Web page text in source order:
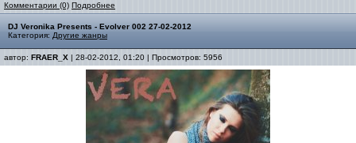
Комментарии (0) Подробнее
DJ Veronika Presents - Evolver 002 27-02-2012
Категория: Другие жанры
автор: FRAER_X | 28-02-2012, 01:20 | Просмотров: 5956